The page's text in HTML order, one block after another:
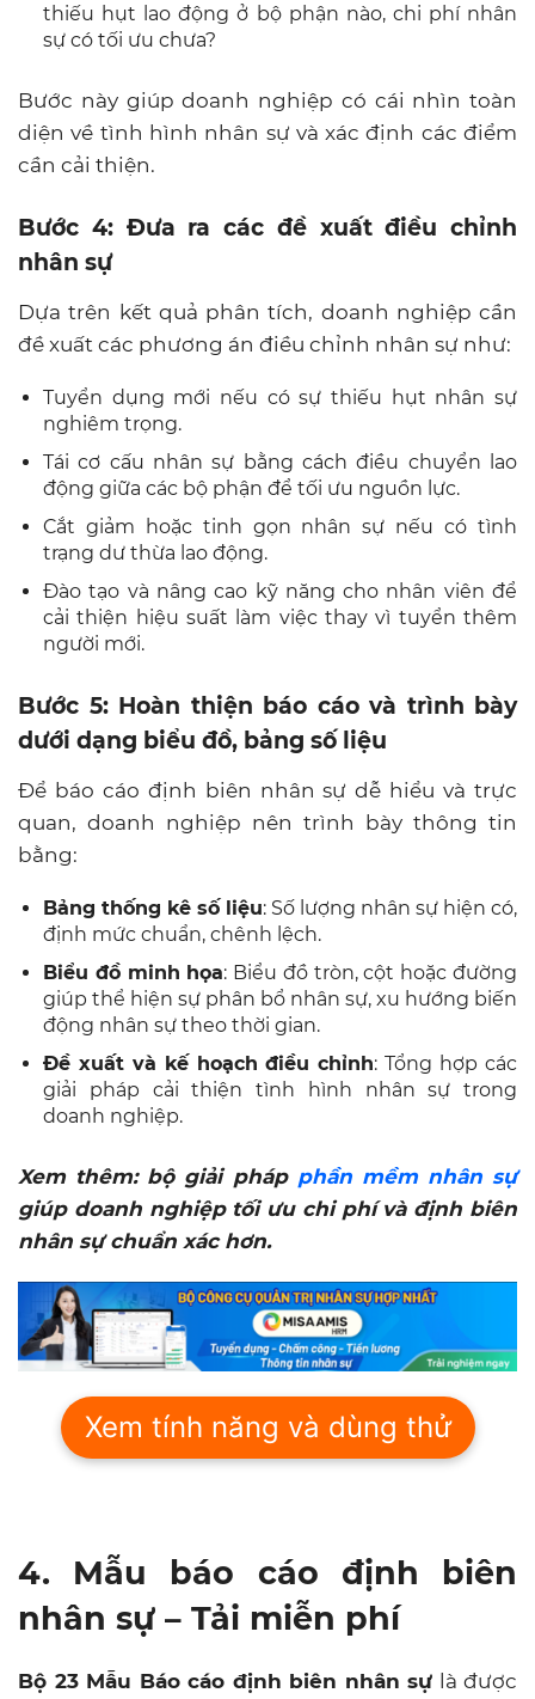
thiếu hụt lao động ở bộ phận nào, chi phí nhân
sự có tối ưu chưa?
Bước này giúp doanh nghiệp có cái nhìn toàn
diện về tình hình nhân sự và xác định các điểm
cần cải thiện.
Bước 4: Đưa ra các đề xuất điều chỉnh
nhân sự
Dựa trên kết quả phân tích, doanh nghiệp cần
đề xuất các phương án điều chỉnh nhân sự như:
Tuyển dụng mới nếu có sự thiếu hụt nhân sự
nghiêm trọng.
Tái cơ cấu nhân sự bằng cách điều chuyển lao
động giữa các bộ phận để tối ưu nguồn lực.
Cắt giảm hoặc tinh gọn nhân sự nếu có tình
trạng dư thừa lao động.
Đào tạo và nâng cao kỹ năng cho nhân viên để
cải thiện hiệu suất làm việc thay vì tuyển thêm
người mới.
Bước 5: Hoàn thiện báo cáo và trình bày
dưới dạng biểu đồ, bảng số liệu
Để báo cáo định biên nhân sự dễ hiểu và trực
quan, doanh nghiệp nên trình bày thông tin
bằng:
Bảng thống kê số liệu: Số lượng nhân sự hiện có,
định mức chuẩn, chênh lệch.
Biểu đồ minh họa: Biểu đồ tròn, cột hoặc đường
giúp thể hiện sự phân bổ nhân sự, xu hướng biến
động nhân sự theo thời gian.
Đề xuất và kế hoạch điều chỉnh: Tổng hợp các
giải pháp cải thiện tình hình nhân sự trong
doanh nghiệp.
Xem thêm: bộ giải pháp phần mềm nhân sự
giúp doanh nghiệp tối ưu chi phí và định biên
nhân sự chuẩn xác hơn.
Xem tính năng và dùng thử
4. Mẫu báo cáo định biên
nhân sự – Tải miễn phí
Bộ 23 Mẫu Báo cáo định biên nhân sự là được